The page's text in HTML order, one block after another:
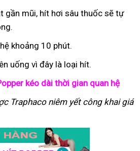
gần mũi, hít hơi sâu thuốc sẽ tự
khoảng 10 phút.
uống vì đây là loại hít.
kéo dài thời gian quan hệ
Traphaconiêm yết công khai giá